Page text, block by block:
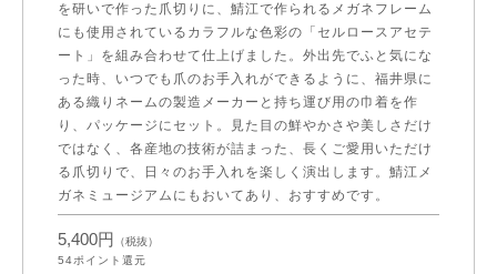
を研いで作った爪切りに、鯖江で作られるメガネフレーム
にも使用されているカラフルな色彩の「セルロースアセテ
ート」を組み合わせて仕上げました。外出先でふと気にな
った時、いつでも爪のお手入れができるように、福井県に
ある織りネームの製造メーカーと持ち運び用の巾着を作
り、パッケージにセット。見た目の鮮やかさや美しさだけ
ではなく、各産地の技術が詰まった、長くご愛用いただけ
る爪切りで、日々のお手入れを楽しく演出します。鯖江メ
ガネミュージアムにもおいてあり、おすすめです。
5,400円
（税抜）
54ポイント還元